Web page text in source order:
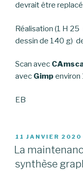
devrait être
Réalisation (1 H
dessin de 140 g)
Scan avec
avec Gimp environ
EB
PUBLIÉ
LE
11 JANVIER 2020
La
synthèse